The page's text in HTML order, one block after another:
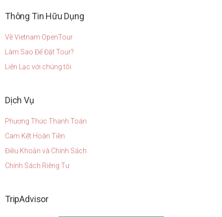
Thông Tin Hữu Dụng
Về Vietnam OpenTour
Làm Sao Để Đặt Tour?
Liên Lạc với chúng tôi
Dịch Vụ
Phương Thức Thanh Toán
Cam Kết Hoàn Tiền
Điều Khoản và Chính Sách
Chính Sách Riêng Tư
TripAdvisor